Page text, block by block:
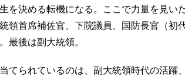
を決める転機になる。ここで力量を見い
領首席補佐官、下院議員、国防長官（初
最後は副大統領。
てられているのは、副大統領時代の活躍